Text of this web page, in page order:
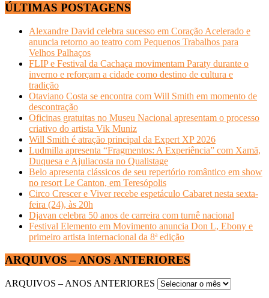
ÚLTIMAS POSTAGENS
Alexandre David celebra sucesso em Coração Acelerado e
anuncia retorno ao teatro com Pequenos Trabalhos para
Velhos Palhaços
FLIP e Festival da Cachaça movimentam Paraty durante o
inverno e reforçam a cidade como destino de cultura e
tradição
Otaviano Costa se encontra com Will Smith em momento de
descontração
Oficinas gratuitas no Museu Nacional apresentam o processo
criativo do artista Vik Muniz
Will Smith é atração principal da Expert XP 2026
Ludmilla apresenta “Fragmentos: A Experiência” com Xamã,
Duquesa e Ajuliacosta no Qualistage
Belo apresenta clássicos de seu repertório romântico em show
no resort Le Canton, em Teresópolis
Circo Crescer e Viver recebe espetáculo Cabaret nesta sexta-
feira (24), às 20h
Djavan celebra 50 anos de carreira com turnê nacional
Festival Elemento em Movimento anuncia Don L, Ebony e
primeiro artista internacional da 8ª edição
ARQUIVOS – ANOS ANTERIORES
ARQUIVOS – ANOS ANTERIORES